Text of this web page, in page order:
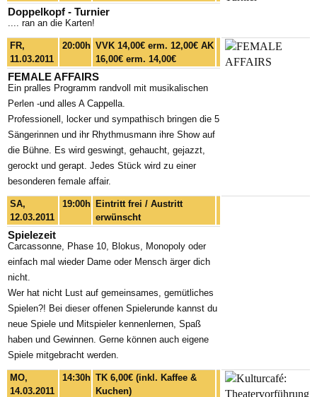
Doppelkopf - Turnier
.... ran an die Karten!
FR,
11.03.2011
20:00h VVK 14,00€ erm. 12,00€ AK
16,00€ erm. 14,00€
FEMALE AFFAIRS
Ein pralles Programm randvoll mit musikalischen
Perlen -und alles A Cappella.
Professionell, locker und sympathisch bringen die 5
Sängerinnen und ihr Rhythmusmann ihre Show auf
die Bühne. Es wird geswingt, gehaucht, gejazzt,
gerockt und gerapt. Jedes Stück wird zu einer
besonderen female affair.
SA,
12.03.2011
19:00h Eintritt frei / Austritt
erwünscht
Spielezeit
Carcassonne, Phase 10, Blokus, Monopoly oder
einfach mal wieder Dame oder Mensch ärger dich
nicht.
Wer hat nicht Lust auf gemeinsames, gemütliches
Spielen?! Bei dieser offenen Spielerunde kannst du
neue Spiele und Mitspieler kennenlernen, Spaß
haben und Gewinnen. Gerne können auch eigene
Spiele mitgebracht werden.
MO,
14.03.2011
14:30h TK 6,00€ (inkl. Kaffee &
Kuchen)